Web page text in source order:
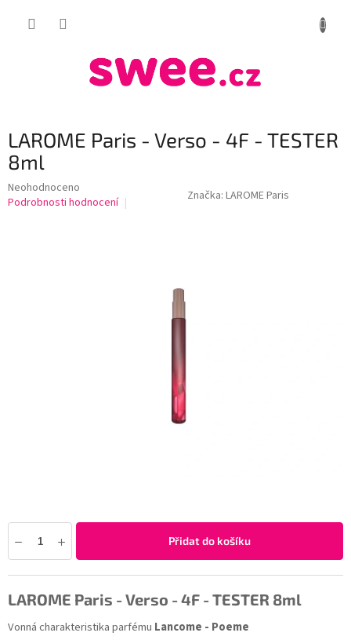
LAROME Paris - Verso - 4F - TESTER
8ml
Průměrné
hodnocení
Neohodnoceno
Podrobnosti hodnocení
Značka: LAROME Paris
Přidat do košíku
LAROME Paris - Verso - 4F - TESTER 8ml
Vonná charakteristika parfému Lancome - Poeme